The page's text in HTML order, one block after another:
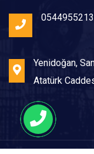
Yenidoğan,
Atatürk